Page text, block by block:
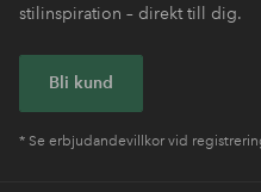
stilinspiration – direkt till dig.
Bli kund
* Se erbjudandevillkor vid